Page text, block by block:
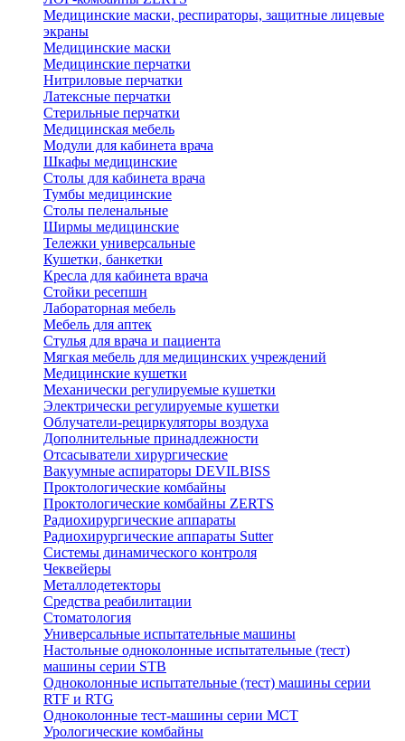
Медицинские маски, респираторы, защитные лицевые
экраны
Медицинские маски
Медицинские перчатки
Нитриловые перчатки
Латексные перчатки
Стерильные перчатки
Медицинская мебель
Модули для кабинета врача
Шкафы медицинские
Столы для кабинета врача
Тумбы медицинские
Столы пеленальные
Ширмы медицинские
Тележки универсальные
Кушетки, банкетки
Кресла для кабинета врача
Стойки ресепшн
Лабораторная мебель
Мебель для аптек
Стулья для врача и пациента
Мягкая мебель для медицинских учреждений
Медицинские кушетки
Механически регулируемые кушетки
Электрически регулируемые кушетки
Облучатели-рециркуляторы воздуха
Дополнительные принадлежности
Отсасыватели хирургические
Вакуумные аспираторы DEVILBISS
Проктологические комбайны
Проктологические комбайны ZERTS
Радиохирургические аппараты
Радиохирургические аппараты Sutter
Системы динамического контроля
Чеквейеры
Металлодетекторы
Средства реабилитации
Стоматология
Универсальные испытательные машины
Настольные одноколонные испытательные (тест)
машины серии STB
Одноколонные испытательные (тест) машины серии
RTF и RTG
Одноколонные тест-машины серии MCT
Урологические комбайны